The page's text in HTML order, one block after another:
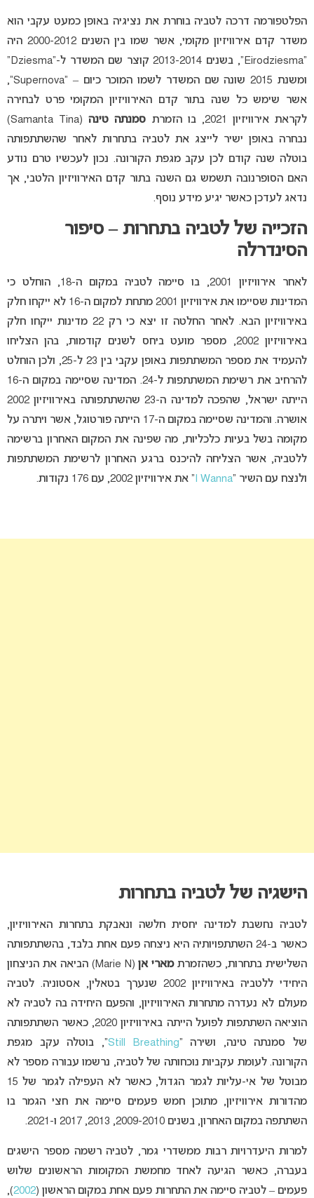
הפלטפורמה דרכה לטביה בוחרת את נציגיה באופן כמעט עקבי הוא
משדר קדם אירוויזיון מקומי, אשר שמו בין השנים 2000-2012 היה
“Eirodziesma”, בשנים 2013-2014 קוצר שם המשדר ל-“Dziesma”
ומשנת 2015 שונה שם המשדר לשמו המוכר כיום – “Supernova”,
אשר שימש כל שנה בתור קדם האירוויזיון המקומי פרט לבחירה
לקראת אירוויזיון 2021, בו הזמרת
סמנתה טינה
(Samanta Tina)
נבחרה באופן ישיר לייצג את לטביה בתחרות לאחר שהשתתפותה
בוטלה שנה קודם לכן עקב מגפת הקורונה. נכון לעכשיו טרם נודע
האם הסופרנובה תשמש גם השנה בתור קדם האירוויזיון הלטבי, אך
נדאג לעדכן כאשר יגיע מידע נוסף.
הזכייה של לטביה בתחרות – סיפור
הסינדרלה
לאחר אירוויזיון 2001, בו סיימה לטביה במקום ה-18, הוחלט כי
המדינות שסיימו את אירוויזיון 2001 מתחת למקום ה-16 לא ייקחו חלק
באירוויזיון הבא. לאחר החלטה זו יצא כי רק 22 מדינות ייקחו חלק
באירוויזיון 2002, מספר מועט ביחס לשנים קודמות, בהן הצליחו
להעמיד את מספר המשתתפות באופן עקבי בין 23 ל-25, ולכן הוחלט
להרחיב את רשימת המשתתפות ל-24. המדינה שסיימה במקום ה-16
הייתה ישראל, שהפכה למדינה ה-23 שהשתתפותה באירוויזיון 2002
אושרה. והמדינה שסיימה במקום ה-17 הייתה פורטוגל, אשר ויתרה על
מקומה בשל בעיות כלכליות, מה שפינה את המקום האחרון ברשימה
ללטביה, אשר הצליחה להיכנס ברגע האחרון לרשימת המשתתפות
ולנצח עם השיר “I Wanna” את אירוויזיון 2002, עם 176 נקודות.
הישגיה של לטביה בתחרות
לטביה נחשבת למדינה יחסית חלשה ונאבקת בתחרות האירוויזיון,
כאשר ב-24 השתתפויותיה היא ניצחה פעם אחת בלבד, בהשתתפותה
השלישית בתחרות, כשהזמרתמארי אן
(Marie N) הביאה את הניצחון
היחידי ללטביה באירוויזיון 2002 שנערך בטאלין, אסטוניה. לטביה
מעולם לא נעדרה מתחרות האירוויזיון, והפעם היחידה בה לטביה לא
הוציאה השתתפות לפועל הייתה באירוויזיון 2020, כאשר השתתפותה
של סמנתה טינה, ושירה “Still Breathing“, בוטלה עקב מגפת
הקורונה. לעומת עקביות נוכחותה של לטביה, נרשמו עבורה מספר לא
מבוטל של אי-עליות לגמר הגדול, כאשר לא העפילה לגמר של 15
מהדורות אירוויזיון, מתוכן חמש פעמים סיימה את חצי הגמר בו
השתתפה במקום האחרון, בשנים 2009-2010, 2013, 2017 ו-2021.
למרות היעדרויות רבות ממשדרי גמר, לטביה רשמה מספר הישגים
בעברה, כאשר הגיעה לאחד מחמשת המקומות הראשונים שלוש
פעמים – לטביה סיימה את התחרות פעם אחת במקום הראשון (2002
),